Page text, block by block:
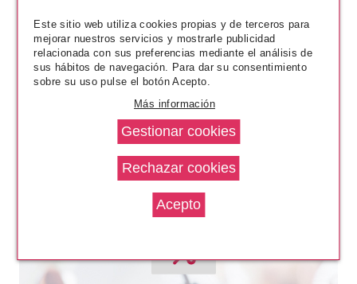
TREATMENT 15 ML
Este sitio web utiliza cookies propias y de terceros para
mejorar nuestros servicios y mostrarle publicidad
relacionada con sus preferencias mediante el análisis de
sus hábitos de navegación. Para dar su consentimiento
sobre su uso pulse el botón Acepto.
Más información